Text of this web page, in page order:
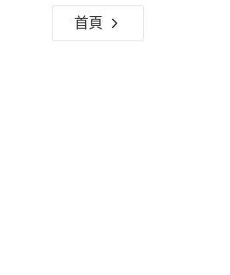
首頁